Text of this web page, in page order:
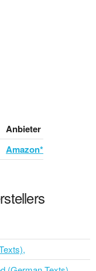
Anbieter
Amazon*